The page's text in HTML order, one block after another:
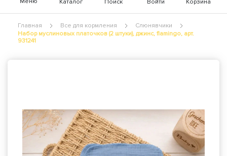
Каталог Поиск Войти Корзина
Главная Все для кормления
Слюнявчики
Набор муслиновых платочков (2 штуки), джинс, flamingo, арт.
931241